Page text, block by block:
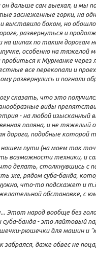
дальше сам выехал, и мы
заснеженные горки, на
выставило боком, но
развернуться и
на шипах по таким дорогам
особенно на тяжелой
к Мурманке через
все перекопали и
развернулись и погнали
сказать, что это
виды
- на любой изысканный
поляна, и не тяжелый
дорога, подобные которой
пути (на моем так
возможности техники, и
делать, столкнувшись с
же, рядом суба-банда,
что-то подскажет и
обстановке, с
Этот народ вообще без
суба-банда - это лайтовый
рюшечки для машин и
забрался, даже обвес не